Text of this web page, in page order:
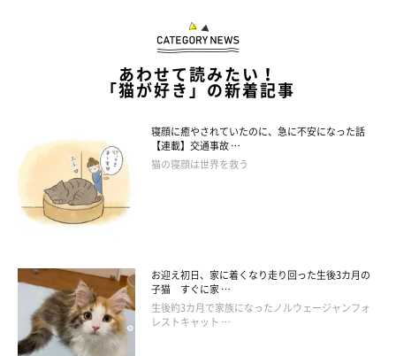
あわせて読みたい！
「猫が好き」の新着記事
寝顔に癒やされていたのに、急に不安になった話
【連載】交通事故 …
猫の寝顔は世界を救う
お迎え初日、家に着くなり走り回った生後3カ月の
子猫 すぐに家 …
生後約3カ月で家族になったノルウェージャンフォ
レストキャット …